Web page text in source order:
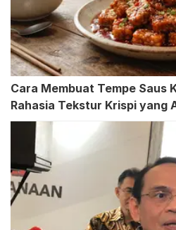
Cara Membuat Tempe Saus
Rahasia Tekstur Krispi yang